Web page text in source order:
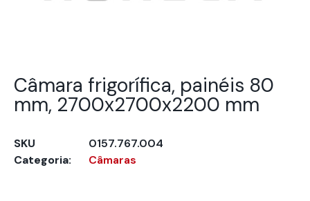
Câmara frigorífica, painéis 80
mm, 2700x2700x2200 mm
SKU
0157.767.004
Categoria:
Câmaras